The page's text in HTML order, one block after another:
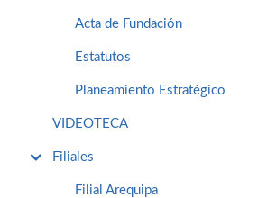
Acta de Fundación
Estatutos
Planeamiento Estratégico
VIDEOTECA
Filiales
Filial Arequipa